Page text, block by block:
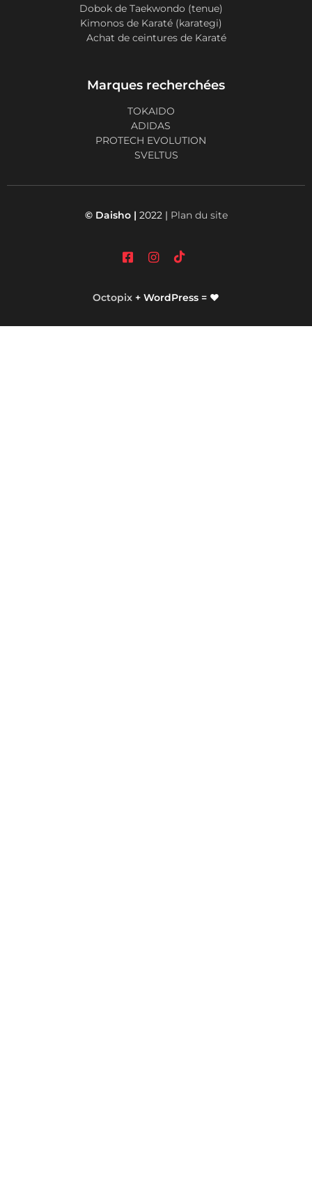
Dobok de Taekwondo (tenue)
Kimonos de Karaté (karategi)
Achat de ceintures de Karaté
Marques recherchées
TOKAIDO
ADIDAS
PROTECH EVOLUTION
SVELTUS
© Daisho | 2022 | Plan du site
Octopix + WordPress = ❤